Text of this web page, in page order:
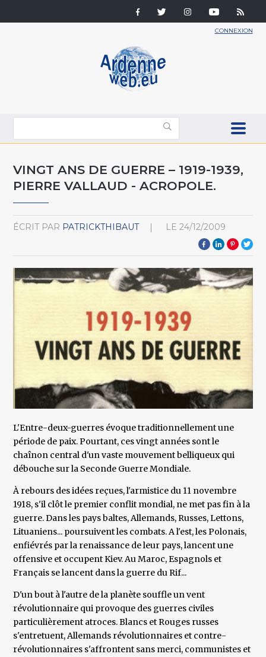
CONNEXION
VINGT ANS DE GUERRE – 1919-1939,
PIERRE VALLAUD - ACROPOLE.
ÉCRIT PAR PATRICKTHIBAUT LE 24/12/2009
L'Entre-deux-guerres évoque traditionnellement une
période de paix. Pourtant, ces vingt années sont le
chaînon central d'un vaste mouvement belliqueux qui
débouche sur la Seconde Guerre Mondiale.
À rebours des idées reçues, l'armistice du 11 novembre
1918, s'il clôt le premier conflit mondial, ne met pas fin à la
guerre. Dans les pays baltes, Allemands, Russes, Lettons,
Lituaniens... poursuivent les combats. A l'est, les Polonais,
enfiévrés par la renaissance de leur pays, lancent une
offensive et occupent Kiev. Au Maroc, Espagnols et
Français se lancent dans la guerre du Rif...
D'un bout à l'autre de la planète souffle un vent
révolutionnaire qui provoque des guerres civiles
particulièrement atroces. Blancs et Rouges russes
s'entretuent, Allemands révolutionnaires et contre-
révolutionnaires s'affrontent sans merci, communistes et